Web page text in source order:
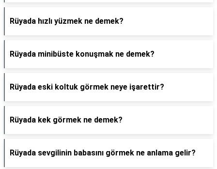
Rüyada hızlı yüzmek ne demek?
Rüyada minibüste konuşmak ne demek?
Rüyada eski koltuk görmek neye işarettir?
Rüyada kek görmek ne demek?
Rüyada sevgilinin babasını görmek ne anlama gelir?